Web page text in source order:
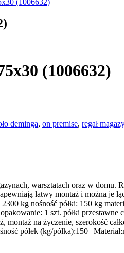
(1006632)
deminga, on premise, regał
warsztatach oraz w
łatwy montaż i można je
kg nośność półki: 150 kg
1 szt. półki
na życzenie, szerokość
półek (kg/półka):150 |